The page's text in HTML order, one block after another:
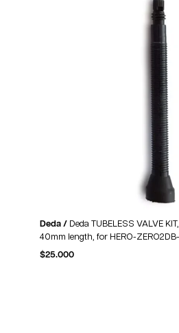
Deda / Deda TUBELESS VALVE
40mm length, for HERO-
$25.000